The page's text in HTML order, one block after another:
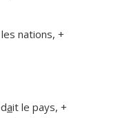
les nations, +
ait le pays, +